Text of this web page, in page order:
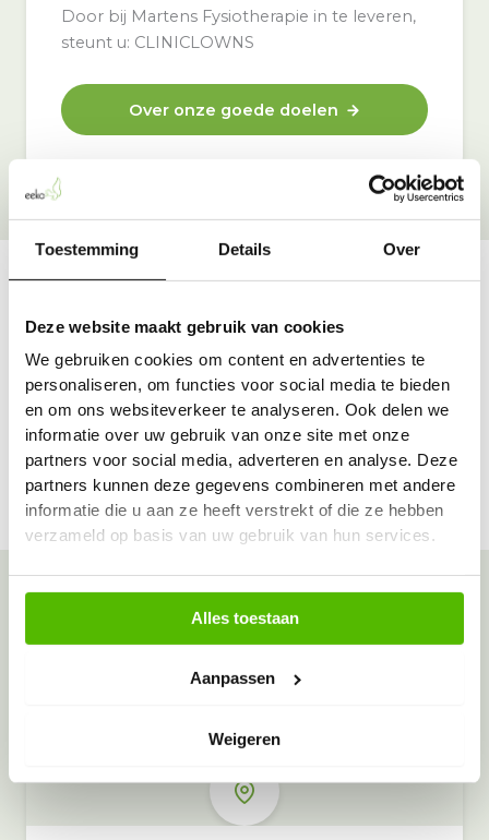
Toestemming Details Over
Deze website maakt gebruik van cookies
We gebruiken cookies om content en advertenties te
personaliseren, om functies voor social media te bieden
en om ons websiteverkeer te analyseren. Ook delen we
informatie over uw gebruik van onze site met onze
partners voor social media, adverteren en analyse. Deze
partners kunnen deze gegevens combineren met andere
informatie die u aan ze heeft verstrekt of die ze hebben
verzameld op basis van uw gebruik van hun services.
Alles toestaan
Aanpassen
Weigeren
Door bij Martens Fysiotherapie in te leveren,
steunt u: CLINICLOWNS
Over onze goede doelen
Vraag & antwoord
De meest voorkomende vragen over onze dienst vind
je hier.
Bekijk alle antwoorden
Meer inzamelpunten in de buurt
inzamelpunten in het hele land,
ook in jouw buurt.